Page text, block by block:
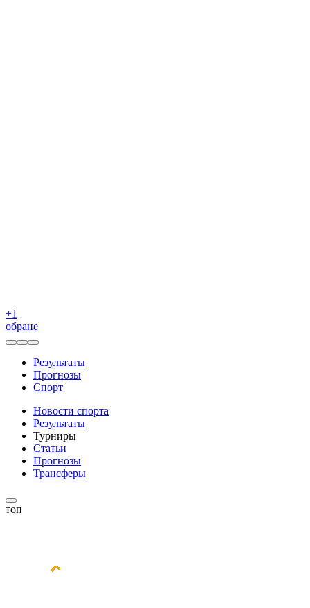
+1
обране
Результаты
Прогнозы
Спорт
Новости спорта
Результаты
Турниры
Статьи
Прогнозы
Трансферы
топ